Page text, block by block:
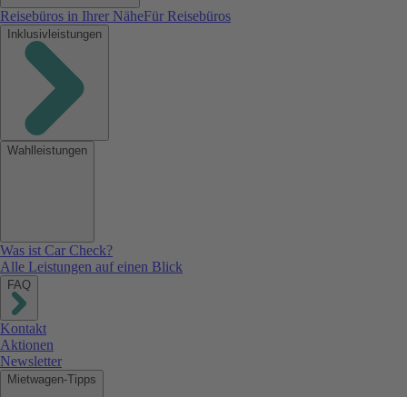
Reisebüros in Ihrer NäheFür Reisebüros
Inklusivleistungen
Wahlleistungen
Was ist Car Check?
Alle Leistungen auf einen Blick
FAQ
Kontakt
Aktionen
Newsletter
Mietwagen-Tipps